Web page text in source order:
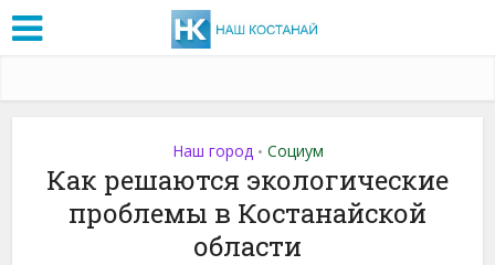
Наш город • Социум
Как решаются экологические
проблемы в Костанайской
области